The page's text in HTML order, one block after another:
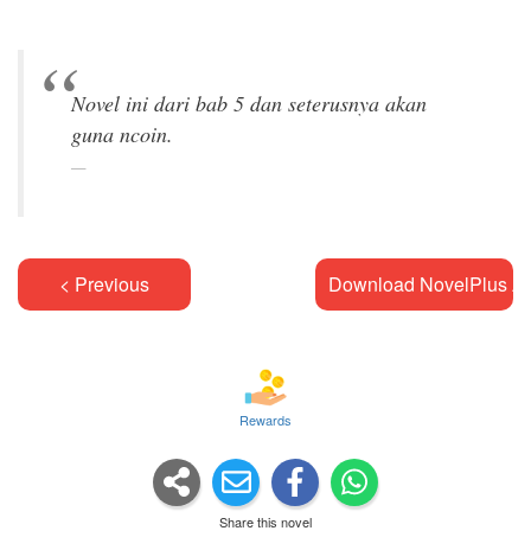
Novel ini dari bab 5 dan seterusnya akan
< Previous Download NovelPlus
Rewards
Share this novel